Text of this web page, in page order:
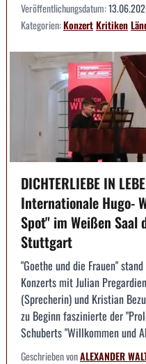
Veröffentlichungsdatum:
Kategorien:KonzertKritiken
DICHTERLIEBE IN
Internationale Hugo-
Spot" im Weißen Saal
Stuttgart
"Goethe und die Frauen"
Konzerts mit Julian
(Sprecherin) und Kristian
zu Beginn faszinierte der
Schuberts "Willkommen und
Geschrieben vonALEXANDER